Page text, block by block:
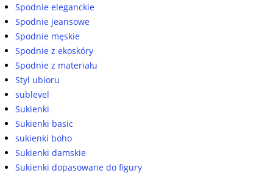
Spodnie eleganckie
Spodnie jeansowe
Spodnie męskie
Spodnie z ekoskóry
Spodnie z materiału
Styl ubioru
sublevel
Sukienki
Sukienki basic
sukienki boho
Sukienki damskie
Sukienki dopasowane do figury